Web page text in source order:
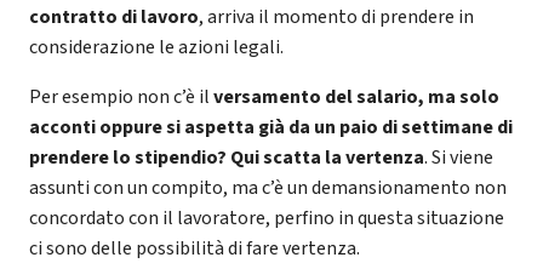
contratto di lavoro, arriva il momento di prendere in
considerazione le azioni legali.
Per esempio non c’è ilversamento del salario, ma solo
acconti oppure si aspetta già da un paio di settimane di
prendere lo stipendio? Qui scatta la vertenza. Si viene
assunti con un compito, ma c’è un demansionamento non
concordato con il lavoratore, perfino in questa situazione
ci sono delle possibilità di fare vertenza.